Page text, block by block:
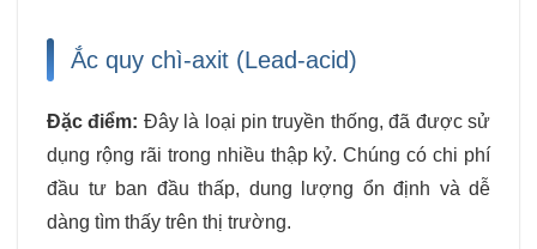
Ắc quy chì-axit (Lead-acid)
Đặc điểm: Đây là loại pin truyền thống, đã được sử
dụng rộng rãi trong nhiều thập kỷ. Chúng có chi phí
đầu tư ban đầu thấp, dung lượng ổn định và dễ
dàng tìm thấy trên thị trường.